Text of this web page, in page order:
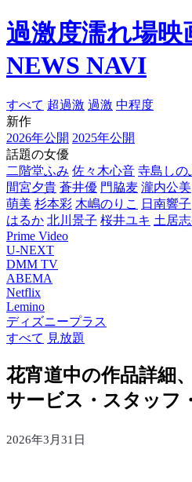
過激度濡れ場
NEWS NAVI
すべて 超過激 過激 中程度
新作
2026年公開 2025年公開
話題の女優
二階堂ふみ 佐々木心音 寺島しの
間宮夕貴 蒼井優 門脇麦 瀧内公美
萌美 杉本彩 木嶋のりこ 日南響子
はるか 北川景子 桜井ユキ 土居
Prime Video
U-NEXT
DMM TV
ABEMA
Netflix
Lemino
ディズニープラス
すべて 見放題
花宵道中の作品詳細
サービス・スタッフ
2026年3月31日